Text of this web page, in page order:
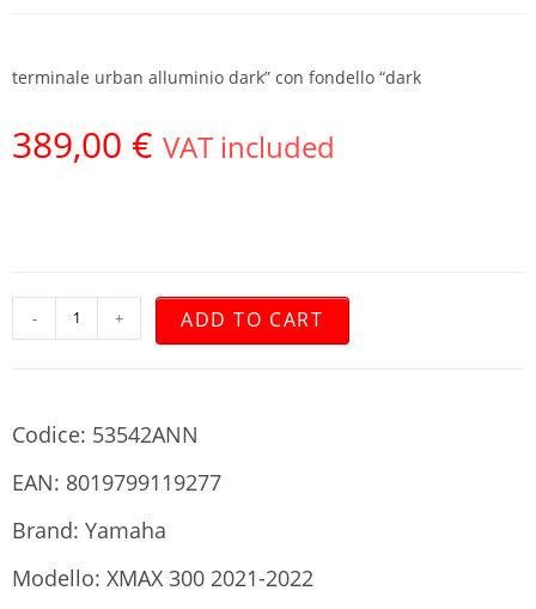
terminale urban alluminio dark” con fondello “dark
389,00 € VAT included
- + ADD TO CART
Codice: 53542ANN
EAN: 8019799119277
Brand: Yamaha
Modello: XMAX 300 2021-2022